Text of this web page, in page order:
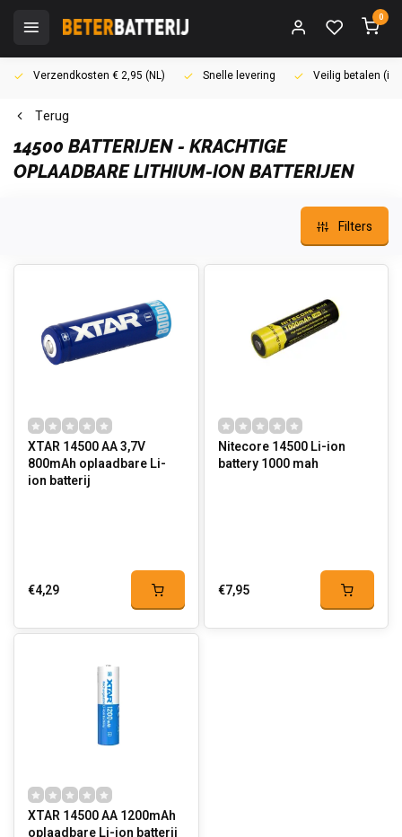
0
Verzendkosten € 2,95 (NL) Snelle levering Veilig betalen
Terug
14500 BATTERIJEN - KRACHTIGE
OPLAADBARE LITHIUM-ION BATTERIJEN
Filters
XTAR 14500 AA 3,7V
800mAh oplaadbare Li-
ion batterij
€4,29
Nitecore 14500 Li-ion
battery 1000 mah
€7,95
XTAR 14500 AA 1200mAh
oplaadbare Li-ion batterij